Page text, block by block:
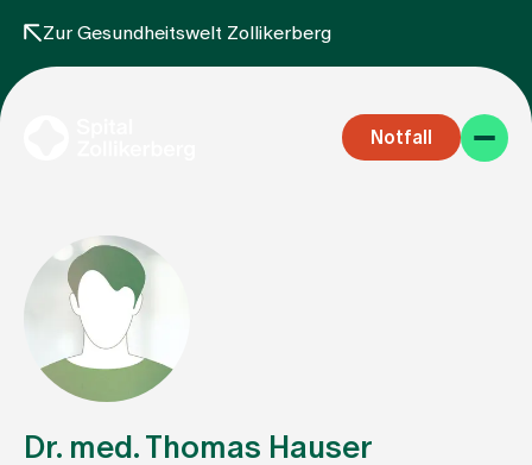
Zur Gesundheitswelt Zollikerberg
Notfall
Fachbereiche
Aufenthalt
Dr. med. Thomas Hauser